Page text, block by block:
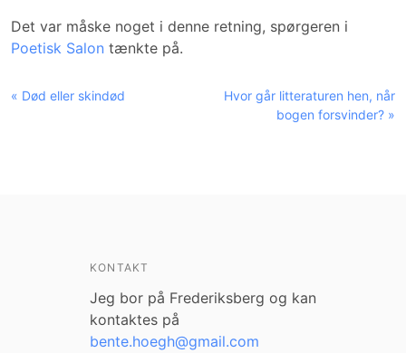
Det var måske noget i denne retning, spørgeren i
Poetisk Salon tænkte på.
« Død eller skindød
Hvor går litteraturen hen, når
bogen forsvinder? »
KONTAKT
Jeg bor på Frederiksberg og kan
kontaktes på
bente.hoegh@gmail.com